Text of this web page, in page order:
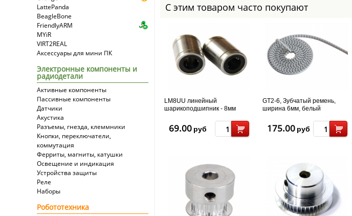
LattePanda
BeagleBone
FriendlyARM
MYiR
VIRT2REAL
Аксессуары для мини ПК
Электронные компоненты и
радиодетали
Активные компоненты
Пассивные компоненты
Датчики
Акустика
Разъемы, гнезда, клеммники
Кнопки, переключатели,
коммутация
Ферриты, магниты, катушки
Освещение и индикация
Устройства защиты
Реле
Наборы
Робототехника
С этим товаром часто покупают
LM8UU линейный
шарикоподшипник - 8мм
69.00 руб
GT2-6, Зубчатый ремень,
ширина 6мм, белый
175.00 руб